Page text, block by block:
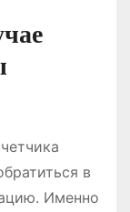
в
Именно